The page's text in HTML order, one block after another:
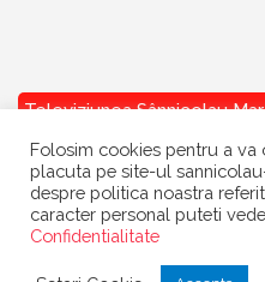
Televiziunea Sânnicolau
Primaria Sannicolau
Folosim cookies pentru a va
placuta pe site-ul
despre politica noastra
caracter personal puteti
Confidentialitate